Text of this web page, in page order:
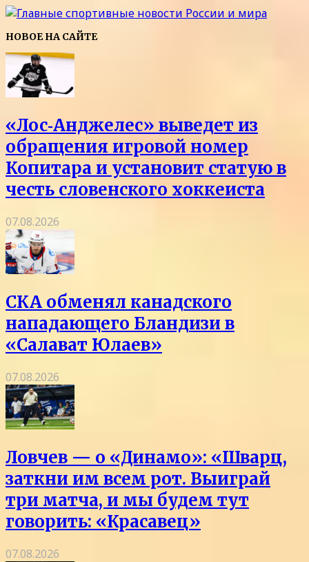
НОВОЕ НА САЙТЕ
«Лос‑Анджелес» выведет из
обращения игровой номер
Копитара и установит статую в
честь словенского хоккеиста
07.08.2026
СКА обменял канадского
нападающего Бландизи в
«Салават Юлаев»
07.08.2026
Ловчев — о «Динамо»: «Шварц,
заткни им всем рот. Выиграй
три матча, и мы будем тут
говорить: «Красавец»
07.08.2026